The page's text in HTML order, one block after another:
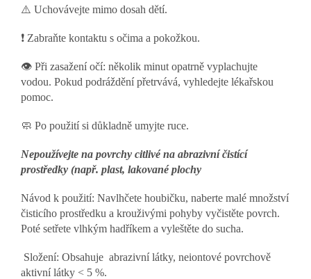
⚠️ Uchovávejte mimo dosah dětí.
❗ Zabraňte kontaktu s očima a pokožkou.
👁️ Při zasažení očí: několik minut opatrně vyplachujte
vodou. Pokud podráždění přetrvává, vyhledejte lékařskou
pomoc.
🧼 Po použití si důkladně umyjte ruce.
Nepoužívejte na povrchy citlivé na abrazivní čistící
prostředky (např. plast, lakované plochy
Návod k použití: Navlhčete houbičku, naberte malé množství
čisticího prostředku a krouživými pohyby vyčistěte povrch.
Poté setřete vlhkým hadříkem a vyleštěte do sucha.
Složení: Obsahuje abrazivní látky, neiontové povrchově
aktivní látky < 5 %.